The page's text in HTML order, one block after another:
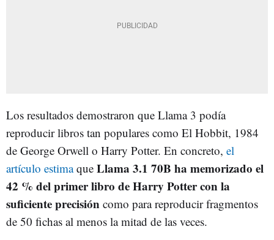
Los resultados demostraron que Llama 3 podía
reproducir libros tan populares como El Hobbit, 1984
de George Orwell o Harry Potter. En concreto, el
artículo estimaque Llama 3.1 70B ha memorizado el
42 % del primer libro de Harry Potter con la
suficiente precisión como para reproducir fragmentos
de 50 fichas al menos la mitad de las veces.